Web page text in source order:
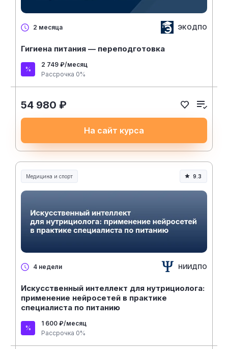
2 месяца ЭКОДПО
Гигиена питания — переподготовка
2 749 ₽/месяц
Рассрочка 0%
54 980 ₽
На сайт курса
Медицина и спорт
Медицина, спорт и здоровье
9.3
4 недели НИИДПО
Искусственный интеллект для нутрициолога:
применение нейросетей в практике
специалиста по питанию
1 600 ₽/месяц
Рассрочка 0%